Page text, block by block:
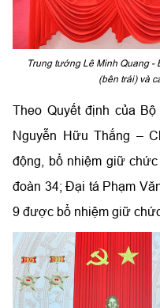
Trung tướng Lê Minh Quang -
(bên trái) và
Theo Quyết định của
Nguyễn Hữu Thắng –
động, bổ nhiệm giữ
đoàn 34; Đại tá Phạm
9 được bổ nhiệm giữ